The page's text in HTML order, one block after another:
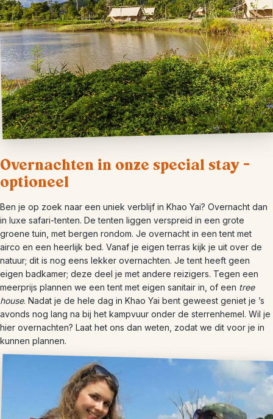
Overnachten in onze special stay –
optioneel
Ben je op zoek naar een uniek verblijf in Khao Yai? Overnacht dan
in luxe safari-tenten. De tenten liggen verspreid in een grote
groene tuin, met bergen rondom. Je overnacht in een tent met
airco en een heerlijk bed. Vanaf je eigen terras kijk je uit over de
natuur; dit is nog eens lekker overnachten. Je tent heeft geen
eigen badkamer; deze deel je met andere reizigers. Tegen een
meerprijs plannen we een tent met eigen sanitair in, of een tree
house. Nadat je de hele dag in Khao Yai bent geweest geniet je ’s
avonds nog lang na bij het kampvuur onder de sterrenhemel. Wil je
hier overnachten? Laat het ons dan weten, zodat we dit voor je in
kunnen plannen.